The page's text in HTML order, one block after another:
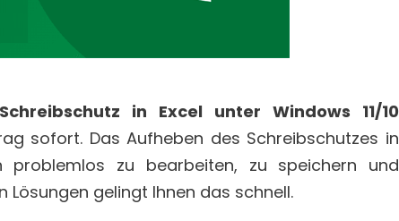
in Excel unter Windows 11/10
sofort. Das Aufheben des Schreibschutzes in
problemlos zu bearbeiten, zu speichern und
gelingt Ihnen das schnell.